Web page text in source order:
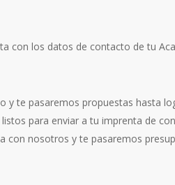
con los datos de contacto de tu
y te pasaremos propuestas hasta
para enviar a tu imprenta de
con nosotros y te pasaremos